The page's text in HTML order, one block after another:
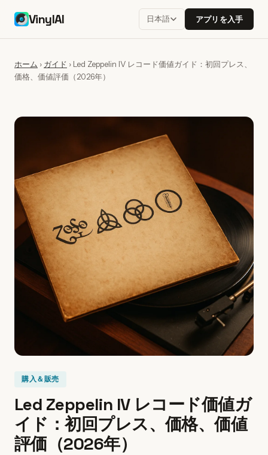
VinylAI 日本語 アプリを入手
ホーム › ガイド › Led Zeppelin IV レコード価値ガイド：初回プレス、
価格、価値評価（2026年）
購入＆販売
Led Zeppelin IV レコード価値ガ
イド：初回プレス、価格、価値
評価（2026年）